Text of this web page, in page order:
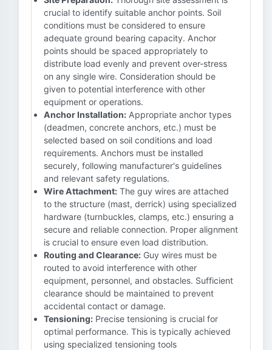
crucial to identify suitable anchor points. Soil
conditions must be considered to ensure
adequate ground bearing capacity. Anchor
points should be spaced appropriately to
distribute load evenly and prevent over-stress
on any single wire. Consideration should be
given to potential interference with other
equipment or operations.
Anchor Installation: Appropriate anchor types
(deadmen, concrete anchors, etc.) must be
selected based on soil conditions and load
requirements. Anchors must be installed
securely, following manufacturer's guidelines
and relevant safety regulations.
Wire Attachment: The guy wires are attached
to the structure (mast, derrick) using specialized
hardware (turnbuckles, clamps, etc.) ensuring a
secure and reliable connection. Proper alignment
is crucial to ensure even load distribution.
Routing and Clearance: Guy wires must be
routed to avoid interference with other
equipment, personnel, and obstacles. Sufficient
clearance should be maintained to prevent
accidental contact or damage.
Tensioning: Precise tensioning is crucial for
optimal performance. This is typically achieved
using specialized tensioning tools